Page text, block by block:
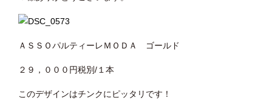
ＡＳＳＯパルティーレＭＯＤＡ ゴールド
２９，０００円税別/１本
このデザインはチンクにピッタリです！